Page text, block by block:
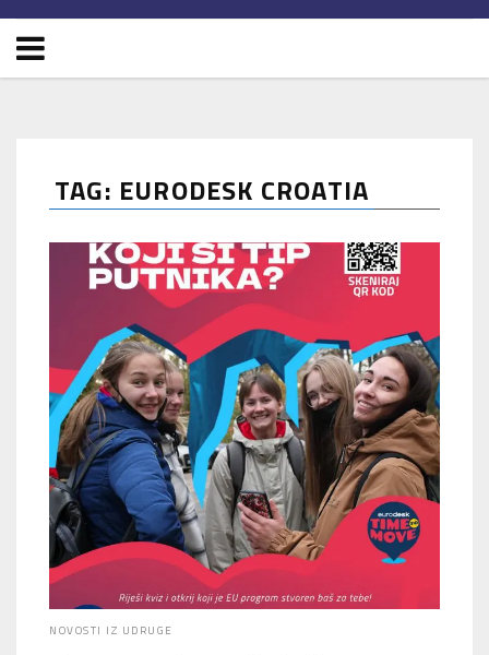
TAG: EURODESK CROATIA
NOVOSTI IZ UDRUGE